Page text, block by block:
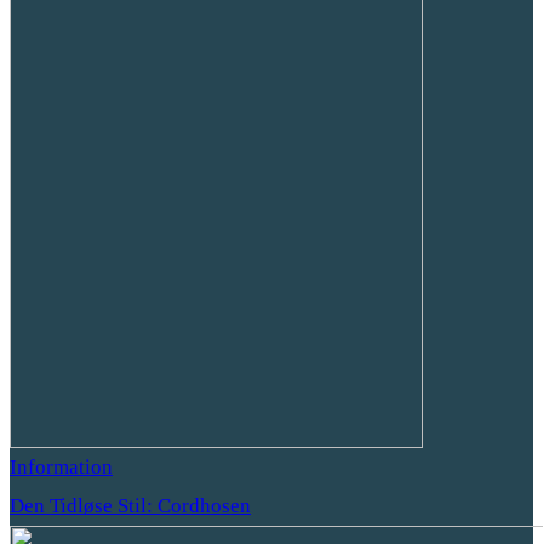
Information
Den Tidløse Stil: Cordhosen